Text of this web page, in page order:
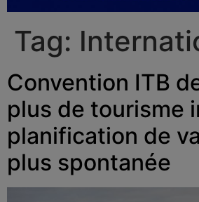
Tag:
Convention ITB
plus de tourisme
planification de
plus spontanée